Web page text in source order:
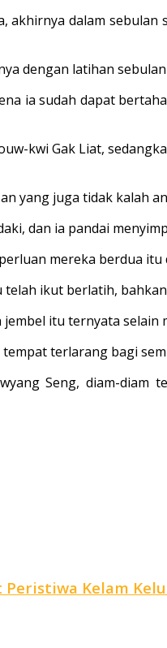
dalam
dengan latihan sebulan
ia su­dah dapat
kwi Gak Liat,
yang juga tidak kalah
dan ia pandai
mereka berdua
ikut berlatih,
itu ternyata
terlarang bagi
Seng, diam-diam
Peristiwa Kelam